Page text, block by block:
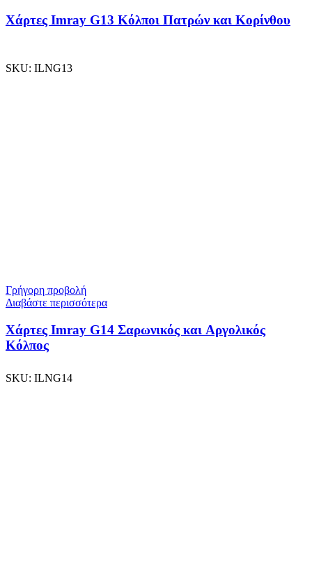
Χάρτες Imray G13 Κόλποι Πατρών και Κορίνθου
SKU: ILNG13
Γρήγορη προβολή
Διαβάστε περισσότερα
Χάρτες Imray G14 Σαρωνικός και Αργολικός
Κόλπος
SKU: ILNG14